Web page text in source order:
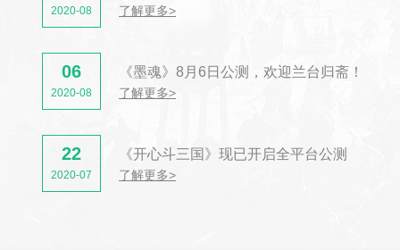
2020-08 了解更多>
06
2020-08
《墨魂》8月6日公测，欢迎兰台归斋！
了解更多>
22
2020-07
《开心斗三国》现已开启全平台公测
了解更多>